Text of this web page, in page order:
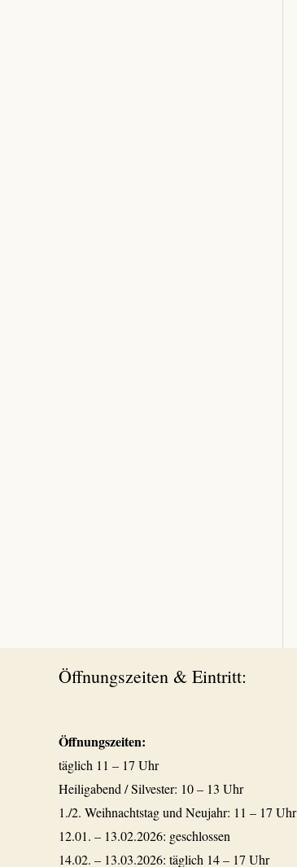
Öffnungszeiten & Eintritt:
Öffnungszeiten:
täglich 11 – 17 Uhr
Heiligabend / Silvester: 10 – 13 Uhr
1./2. Weihnachtstag und Neujahr: 11 – 17 Uhr
12.01. – 13.02.2026: geschlossen
14.02. – 13.03.2026: täglich 14 – 17 Uhr